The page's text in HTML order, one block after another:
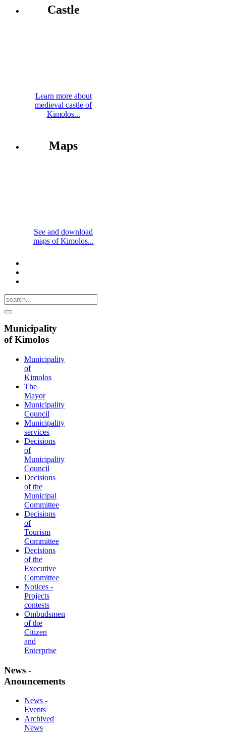
Castle
Learn more about
medieval castle of
Kimolos...
Maps
See and download
maps of Kimolos...
Municipality
of Kimolos
Municipality
of
Kimolos
The
Mayor
Municipality
Council
Municipality
services
Decisions
of
Municipality
Council
Decisions
of the
Municipal
Committee
Decisions
of
Tourism
Committee
Decisions
of the
Executive
Committee
Notices -
Projects
contests
Ombudsmen
of the
Citizen
and
Enterprise
News -
Anouncements
News -
Events
Archived
News